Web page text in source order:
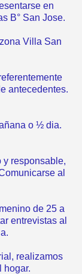
en
B° San Jose.
Villa San
antecedentes.
o ½ dia.
y responsable,
al
de 25 a
entrevistas al
realizamos
hogar.